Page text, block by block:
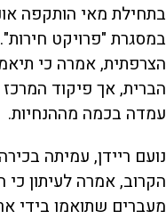
בתחילת מאי הותקפה
הצרפתית, אמרה כי
הברית, אך פיקוד
עמדה בכמה מההנחיות.
נועם ריידן, עמיתה
מעברים שתואמו בידי